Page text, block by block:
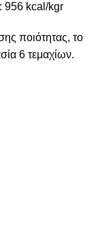
kcal/kgr
ποιότητας, το
6 τεμαχίων.